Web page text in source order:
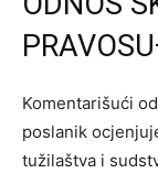
Komentarišući
poslanik
tužilaštva i